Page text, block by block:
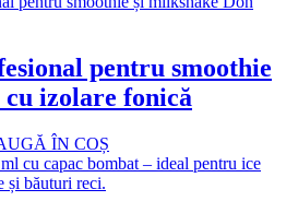
pentru smoothie
izolare fonică
ÎN COȘ